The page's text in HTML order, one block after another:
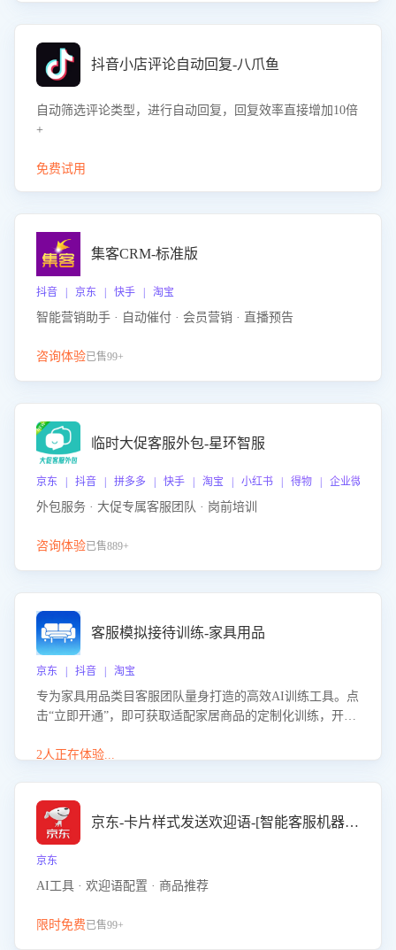
抖音小店评论自动回复-八爪鱼
自动筛选评论类型，进行自动回复，回复效率直接增加10倍
+
免费试用
集客CRM-标准版
抖音 | 京东 | 快手 | 淘宝
智能营销助手 · 自动催付 · 会员营销 · 直播预告
咨询体验已售99+
临时大促客服外包-星环智服
京东 | 抖音 | 拼多多 | 快手 | 淘宝 | 小红书 | 得物 | 企业微信
外包服务 · 大促专属客服团队 · 岗前培训
咨询体验已售889+
客服模拟接待训练-家具用品
京东 | 抖音 | 淘宝
专为家具用品类目客服团队量身打造的高效AI训练工具。点
击“立即开通”，即可获取适配家居商品的定制化训练，开启
能、尺寸参数咨询等高频场景下的专业应对能力。
2人正在体验...
京东-卡片样式发送欢迎语-[智能客服机器人]
京东
AI工具 · 欢迎语配置 · 商品推荐
限时免费已售99+